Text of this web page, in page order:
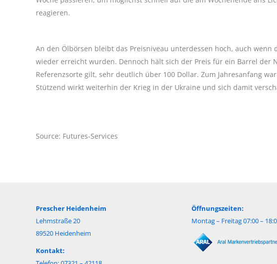
reagieren.
An den Ölbörsen bleibt das Preisniveau unterdessen hoch, auch
wieder erreicht wurden. Dennoch hält sich der Preis für ein Barrel der
Referenzsorte gilt, sehr deutlich über 100 Dollar. Zum Jahresanfang
Stützend wirkt weiterhin der Krieg in der Ukraine und sich damit
Source: Futures-Services
Prescher Heidenheim
Lehmstraße 20
89520 Heidenheim
Kontakt:
Öffnungszeiten:
Montag – Freitag 07:00 –